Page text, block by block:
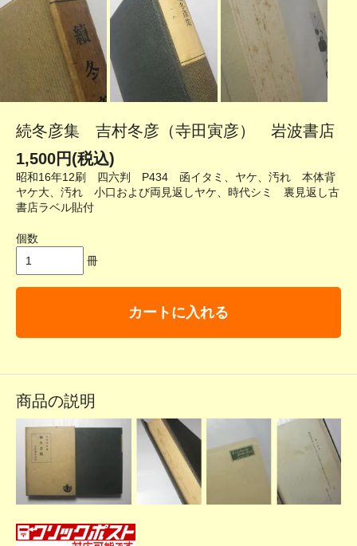
続冬彦集 吉村冬彦（寺田寅彦） 岩波書店
1,500円(税込)
昭和16年12刷 四六判 P434 函イタミ、ヤケ、汚れ 本体背
ヤケ大、汚れ 小口および両見返しヤケ、時代シミ 裏見返し古
書店ラベル貼付
個数
冊
カートに入れる
商品の説明